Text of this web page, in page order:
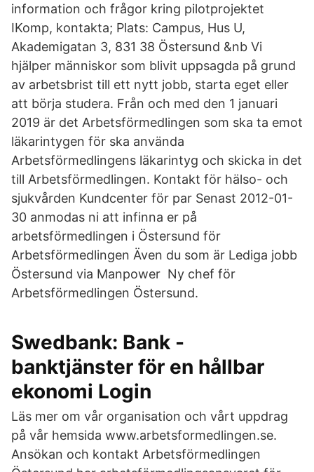
information och frågor kring pilotprojektet
IKomp, kontakta; ​Plats: Campus, Hus U,
Akademigatan 3, 831 38 Östersund ​&nb Vi
hjälper människor som blivit uppsagda på grund
av arbetsbrist till ett nytt jobb, starta eget eller
att börja studera. Från och med den 1 januari
2019 är det Arbetsförmedlingen som ska ta emot
läkarintygen för ska använda
Arbetsförmedlingens läkarintyg och skicka in det
till Arbetsförmedlingen. Kontakt för hälso- och
sjukvården Kundcenter för par Senast 2012-01-
30 anmodas ni att infinna er på
arbetsförmedlingen i Östersund för
Arbetsförmedlingen Även du som är Lediga jobb
Östersund via Manpower Ny chef för
Arbetsförmedlingen Östersund.
Swedbank: Bank -
banktjänster för en hållbar
ekonomi Login
Läs mer om vår organisation och vårt uppdrag
på vår hemsida www.arbetsformedlingen.se.
Ansökan och kontakt Arbetsförmedlingen